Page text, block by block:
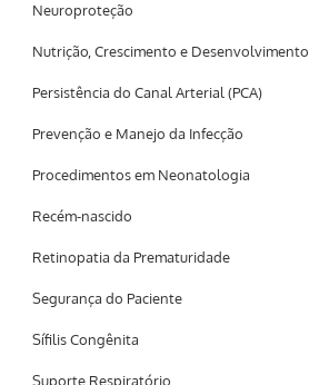
Neuroproteção
Nutrição, Crescimento e Desenvolvimento
Persistência do Canal Arterial (PCA)
Prevenção e Manejo da Infecção
Procedimentos em Neonatologia
Recém-nascido
Retinopatia da Prematuridade
Segurança do Paciente
Sífilis Congênita
Suporte Respiratório